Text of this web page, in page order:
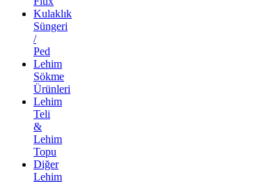
Kulaklık
Süngeri
/
Ped
Lehim
Sökme
Ürünleri
Lehim
Teli
&
Lehim
Topu
Diğer
Lehim